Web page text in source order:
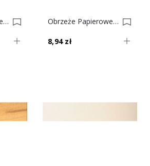
Obrzeże Papierowe Z Klejem Wenge Nr 159 0002238-0002839 Obrzeże Papierowe Z Klejem Buk Jasny Nr 157 0001875-0002032
8,94 zł